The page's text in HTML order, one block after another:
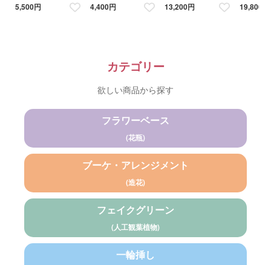
ション（ピンク・ブルーホ
ワイト・オレンジ／ダリ
5,500円 る６色 アレンジメント 造
花 アーティフィシャルフラ
4,400円 ジメント 造花 アーティフ
ィシャルフラワー
13,200円 アレンジメ
ティフィシ
19,800円
カテゴリー
欲しい商品から探す
フラワーベース
(花瓶)
ブーケ・アレンジメント
(造花)
フェイクグリーン
(人工観葉植物)
一輪挿し